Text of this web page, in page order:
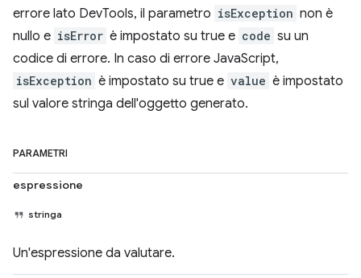
errore lato DevTools, il parametro isException non è
nullo e isError è impostato su true e code su un
codice di errore. In caso di errore JavaScript,
isException è impostato su true e value è impostato
sul valore stringa dell'oggetto generato.
PARAMETRI
espressione
stringa
Un'espressione da valutare.